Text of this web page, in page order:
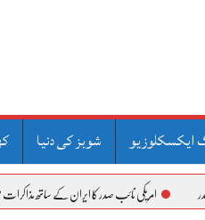
ایکسکلوزیو شوبز کی دنیا
نائب صدر کا ایران کے ساتھ مذاکرات میں پیشرفت کا